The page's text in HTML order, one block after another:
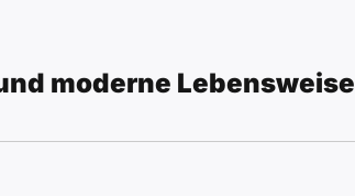
moderne Lebensweise